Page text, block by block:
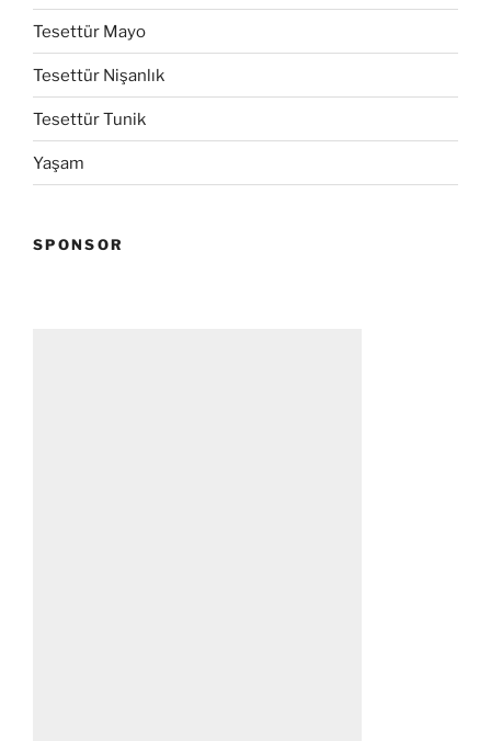
Tesettür Mayo
Tesettür Nişanlık
Tesettür Tunik
Yaşam
SPONSOR